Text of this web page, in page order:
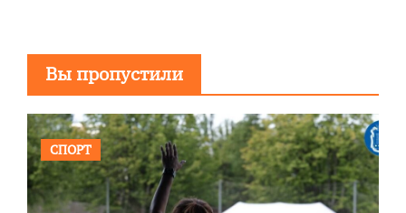
Вы пропустили
СПОРТ